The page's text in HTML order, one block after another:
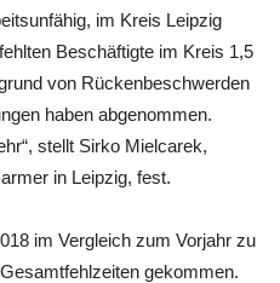
im Kreis Leipzig
Beschäftigte im Kreis 1,5
von Rückenbeschwerden
haben abgenommen.
stellt Sirko Mielcarek,
in Leipzig, fest.
im Vergleich zum Vorjahr zu
gekommen.